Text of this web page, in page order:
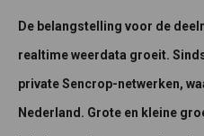
De belangstelling voor de
realtime weerdata groeit.
private Sencrop-netwerken,
Nederland. Grote en kleine